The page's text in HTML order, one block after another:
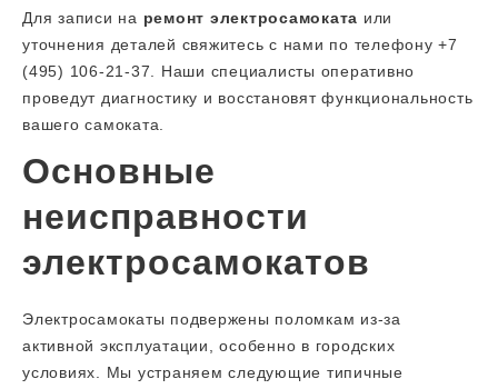
Для записи на ремонт электросамоката или
уточнения деталей свяжитесь с нами по телефону +7
(495) 106-21-37. Наши специалисты оперативно
проведут диагностику и восстановят функциональность
вашего самоката.
Основные
неисправности
электросамокатов
Электросамокаты подвержены поломкам из-за
активной эксплуатации, особенно в городских
условиях. Мы устраняем следующие типичные